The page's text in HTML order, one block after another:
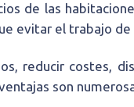
de las
evitar el trabajo
reducir costes,
son